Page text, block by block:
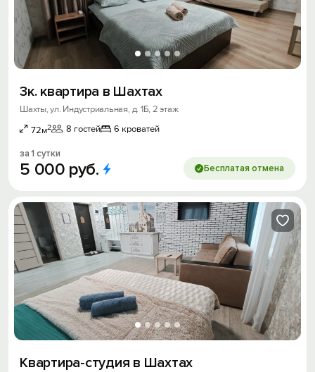
3к. квартира в Шахтах
Шахты, ул. Индустриальная, д. 1Б, 2 этаж
72м2 8 гостей 6 кроватей
за 1 сутки
5 000 руб. Бесплатая отмена
Квартира-студия в Шахтах